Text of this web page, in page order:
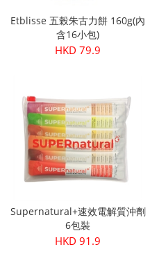
Etblisse 五榖朱古力餅 160g(內
含16小包)
HKD 79.9
Supernatural+速效電解質沖劑
6包裝
HKD 91.9